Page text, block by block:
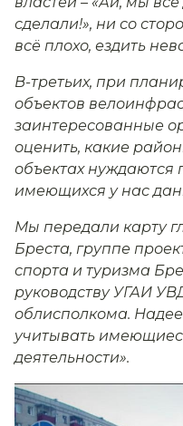
сделали!», ни со
всё плохо, ездить
В-третьих, при
объектов
заинтересованные
оценить, какие
объектах нуждаются
имеющихся у нас
Мы передали карту
Бреста, группе
спорта и туризма
руководству УГАИ
облисполкома.
учитывать
деятельности».